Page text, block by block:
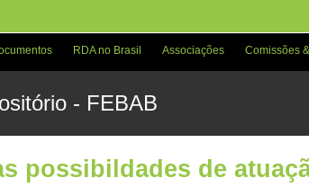
RDA no Brasil Associações Comissões
possibildades de